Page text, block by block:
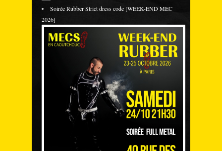
Soirée Rubber Strict dress code [WEEK-END MEC
2026]